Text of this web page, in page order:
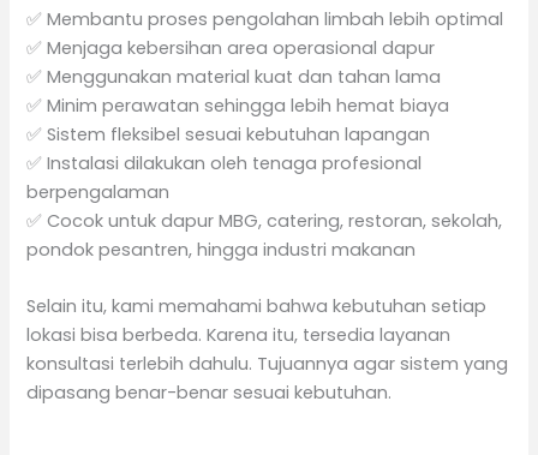
✅ Membantu proses pengolahan limbah lebih optimal
✅ Menjaga kebersihan area operasional dapur
✅ Menggunakan material kuat dan tahan lama
✅ Minim perawatan sehingga lebih hemat biaya
✅ Sistem fleksibel sesuai kebutuhan lapangan
✅ Instalasi dilakukan oleh tenaga profesional
berpengalaman
✅ Cocok untuk dapur MBG, catering, restoran, sekolah,
pondok pesantren, hingga industri makanan
Selain itu, kami memahami bahwa kebutuhan setiap
lokasi bisa berbeda. Karena itu, tersedia layanan
konsultasi terlebih dahulu. Tujuannya agar sistem yang
dipasang benar-benar sesuai kebutuhan.